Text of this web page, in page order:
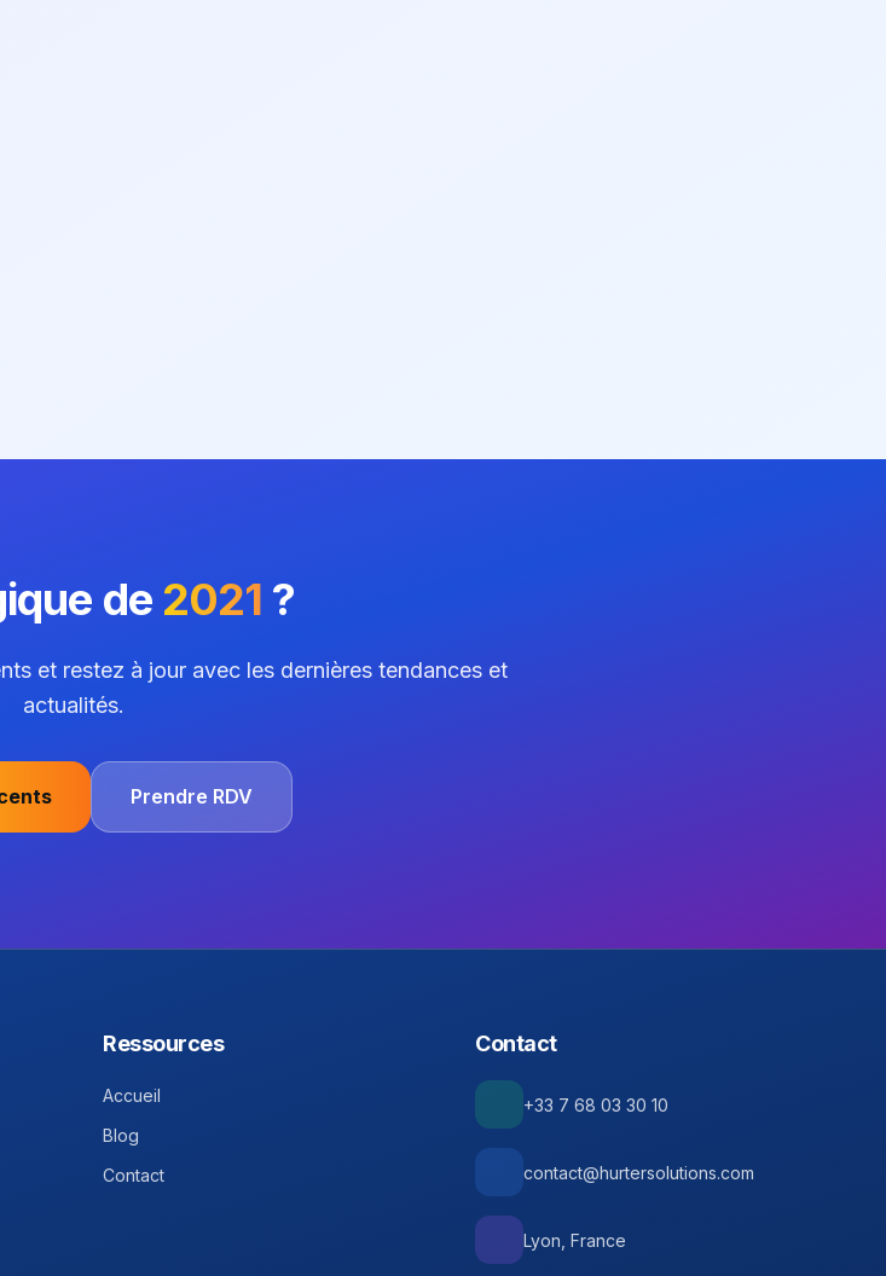
de 2021 ?
et restez à jour avec les dernières tendances et
actualités.
Prendre RDV
Ressources
Accueil
Blog
Contact
Contact
+33 7 68 03 30 10
contact@hurtersolutions.com
Lyon, France